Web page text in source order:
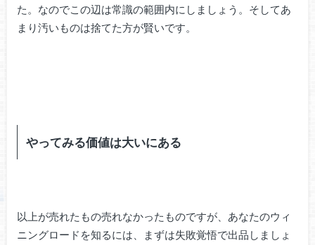
た。なのでこの辺は常識の範囲内にしましょう。そしてあ
まり汚いものは捨てた方が賢いです。
やってみる価値は大いにある
以上が売れたもの売れなかったものですが、あなたのウィ
ニングロードを知るには、まずは失敗覚悟で出品しましょ